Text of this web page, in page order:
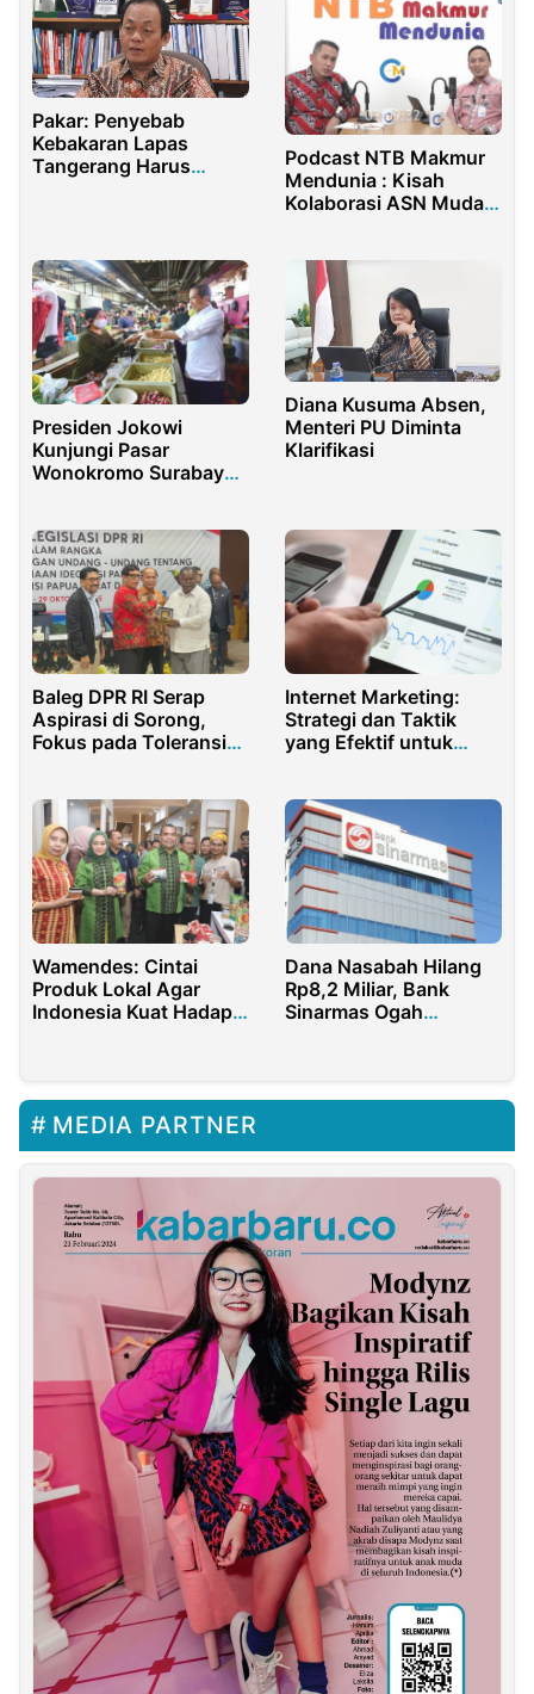
Pakar: Penyebab
Kebakaran Lapas
Tangerang Harus
Podcast NTB Makmur
Mendunia : Kisah
Kolaborasi ASN Muda
Presiden Jokowi
Kunjungi Pasar
Wonokromo Surabaya,
Diana Kusuma Absen,
Menteri PU Diminta
Klarifikasi
Baleg DPR RI Serap
Aspirasi di Sorong,
Fokus pada Toleransi
Internet Marketing:
Strategi dan Taktik
yang Efektif untuk
Wamendes: Cintai
Produk Lokal Agar
Indonesia Kuat Hadapi
Dana Nasabah Hilang
Rp8,2 Miliar, Bank
Sinarmas Ogah
MEDIA PARTNER